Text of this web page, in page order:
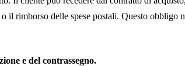
il rimborso delle spese postali. Questo obbligo
e del contrassegno.